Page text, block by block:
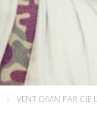
VENT DIVIN PAR CIE